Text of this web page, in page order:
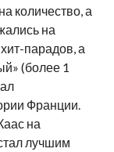
количество, а
на
парадов, а
(более 1
Франции.
на
лучшим